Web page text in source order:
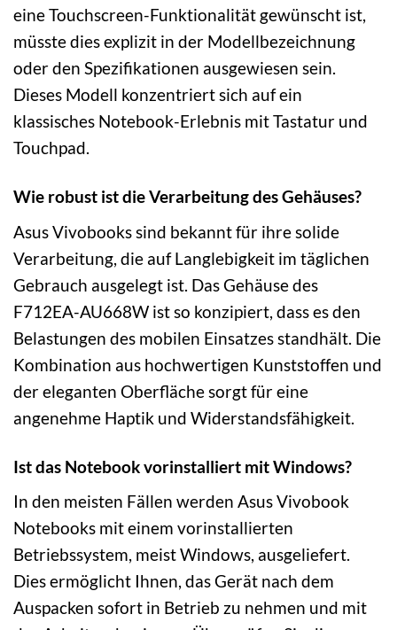
eine Touchscreen-Funktionalität gewünscht ist,
müsste dies explizit in der Modellbezeichnung
oder den Spezifikationen ausgewiesen sein.
Dieses Modell konzentriert sich auf ein
klassisches Notebook-Erlebnis mit Tastatur und
Touchpad.
Wie robust ist die Verarbeitung des Gehäuses?
Asus Vivobooks sind bekannt für ihre solide
Verarbeitung, die auf Langlebigkeit im täglichen
Gebrauch ausgelegt ist. Das Gehäuse des
F712EA-AU668W ist so konzipiert, dass es den
Belastungen des mobilen Einsatzes standhält. Die
Kombination aus hochwertigen Kunststoffen und
der eleganten Oberfläche sorgt für eine
angenehme Haptik und Widerstandsfähigkeit.
Ist das Notebook vorinstalliert mit Windows?
In den meisten Fällen werden Asus Vivobook
Notebooks mit einem vorinstallierten
Betriebssystem, meist Windows, ausgeliefert.
Dies ermöglicht Ihnen, das Gerät nach dem
Auspacken sofort in Betrieb zu nehmen und mit